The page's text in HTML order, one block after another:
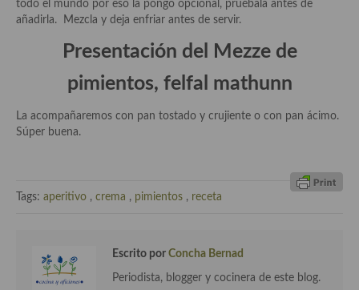
Pasta
Arroces Y fideuás
Legumbres y cereales
Cuscús
Carne
todo el mundo por eso la pongo opcional, pruébala antes de
añadirla. Mezcla y deja enfriar antes de servir.
Presentación del Mezze de
pimientos, felfal mathunn
La acompañaremos con pan tostado y crujiente o con pan ácimo.
Súper buena.
Tags: aperitivo , crema , pimientos , receta
Escrito por Concha Bernad
Periodista, blogger y cocinera de este blog.